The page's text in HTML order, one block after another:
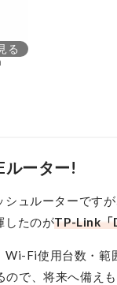
る
ルーター!
ュルーターです
したのがTP-Link「
Fi使用台数・範
で、将来へ備えも